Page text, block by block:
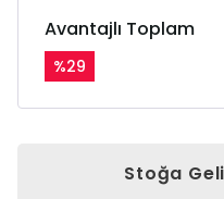
Avantajlı Toplam
%29
Stoğa